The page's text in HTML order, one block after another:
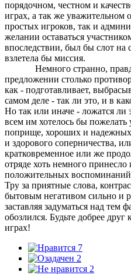
порядочном, честном и
играх, а так же уважительном
простых игроков, так и
желании оставаться
впоследствии, был бы слот на
взлетела бы миссия.
Немного странно,
предложении столько
как - подготавливает,
самом деле - так ли это, и в
Но так или иначе - ложатся
всем им хотелось бы
поприще, хороших и
и здорового соперничества,
кратковременное или же
отряде хоть немного
положительных
Тру за приятные слова,
бытовым негативом сильно и
заставляя задуматься над тем
обозлился. Будьте добрее друг
играх!
7
2
2